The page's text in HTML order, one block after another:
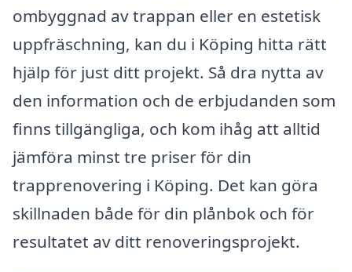
ombyggnad av trappan eller en estetisk
uppfräschning, kan du i Köping hitta rätt
hjälp för just ditt projekt. Så dra nytta av
den information och de erbjudanden som
finns tillgängliga, och kom ihåg att alltid
jämföra minst tre priser för din
trapprenovering i Köping. Det kan göra
skillnaden både för din plånbok och för
resultatet av ditt renoveringsprojekt.